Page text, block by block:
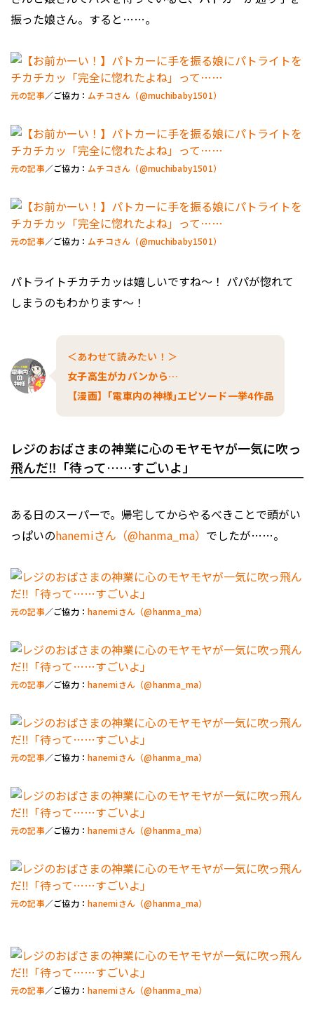
振った娘さん。すると……。
元の記事／ご協力： ムチコさん（@muchibaby1501）
元の記事／ご協力： ムチコさん（@muchibaby1501）
元の記事／ご協力： ムチコさん（@muchibaby1501）
パトライトチカチカッは嬉しいですね〜！ パパが惚れて
しまうのもわかります〜！
＜あわせて読みたい！＞
女子高生がカバンから…
【漫画】｢電車内の神様｣エピソード一挙4作品
レジのおばさまの神業に心のモヤモヤが一気に吹っ
飛んだ‼︎「待って……すごいよ」
ある日のスーパーで。帰宅してからやるべきことで頭がい
っぱいのhanemiさん（@hanma_ma） でしたが……。
元の記事／ご協力：hanemiさん（@hanma_ma）
元の記事／ご協力：hanemiさん（@hanma_ma）
元の記事／ご協力：hanemiさん（@hanma_ma）
元の記事／ご協力：hanemiさん（@hanma_ma）
元の記事／ご協力：hanemiさん（@hanma_ma）
元の記事／ご協力：hanemiさん（@hanma_ma）